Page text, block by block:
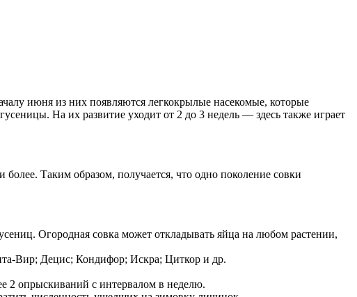
июня из них появляются легкокрылые насекомые, которые
На их развитие уходит от 2 до 3 недель — здесь также играет
более. Таким образом, получается, что одно поколение совки
Огородная совка может откладывать яйца на любом растении,
Вир; Децис; Кондифор; Искра; Циткор и др.
2 опрыскиваний с интервалом в неделю.